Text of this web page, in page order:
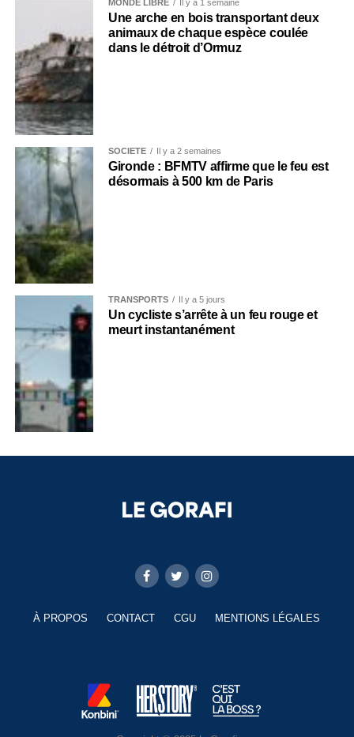
MONDE LIBRE Il y a 1 semaine
Une arche en bois transportant deux
animaux de chaque espèce coulée
dans le détroit d’Ormuz
SOCIÉTÉ Il y a 2 semaines
Gironde : BFMTV affirme que le feu est
désormais à 500 km de Paris
TRANSPORTS Il y a 5 jours
Un cycliste s’arrête à un feu rouge et
meurt instantanément
À PROPOS CONTACT CGU MENTIONS LÉGALES